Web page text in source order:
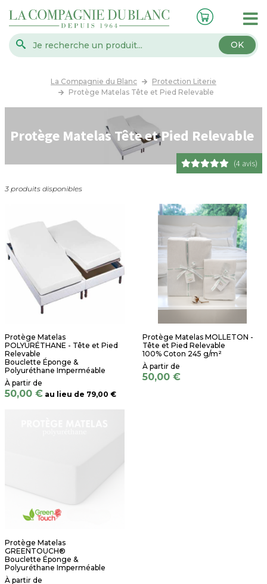
OK
La Compagnie du Blanc
Protection Literie
Protège Matelas Tête et Pied Relevable
Protège Matelas Tête et Pied Relevable
(4 avis)
3 produits disponibles
Protège Matelas
POLYURÉTHANE - Tête et Pied
Relevable
Bouclette Éponge &
Polyuréthane Imperméable
50,00 € au lieu de 79,00 €
Protège Matelas MOLLETON -
Tête et Pied Relevable
100% Coton 245 g/m²
50,00 €
Protège Matelas
GREENTOUCH®
Bouclette Éponge &
Polyuréthane Imperméable